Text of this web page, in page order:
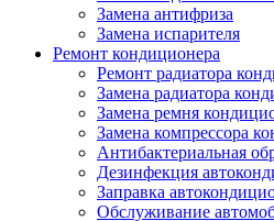
Замена антифриза
Замена испарителя
Ремонт кондиционера
Ремонт радиатора
Замена радиатора
Замена ремня
Замена компрессора
Антибактериальная
Дезинфекция
Заправка
Обслуживание